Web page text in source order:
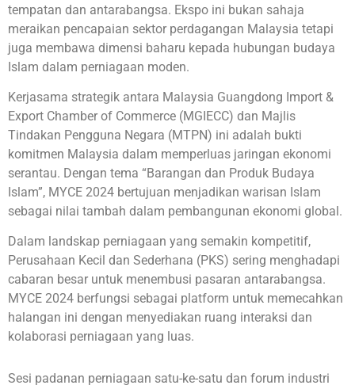
tempatan dan antarabangsa. Ekspo ini bukan sahaja
meraikan pencapaian sektor perdagangan Malaysia tetapi
juga membawa dimensi baharu kepada hubungan budaya
Islam dalam perniagaan moden.
Kerjasama strategik antara Malaysia Guangdong Import &
Export Chamber of Commerce (MGIECC) dan Majlis
Tindakan Pengguna Negara (MTPN) ini adalah bukti
komitmen Malaysia dalam memperluas jaringan ekonomi
serantau. Dengan tema “Barangan dan Produk Budaya
Islam”, MYCE 2024 bertujuan menjadikan warisan Islam
sebagai nilai tambah dalam pembangunan ekonomi global.
Dalam landskap perniagaan yang semakin kompetitif,
Perusahaan Kecil dan Sederhana (PKS) sering menghadapi
cabaran besar untuk menembusi pasaran antarabangsa.
MYCE 2024 berfungsi sebagai platform untuk memecahkan
halangan ini dengan menyediakan ruang interaksi dan
kolaborasi perniagaan yang luas.
Sesi padanan perniagaan satu-ke-satu dan forum industri